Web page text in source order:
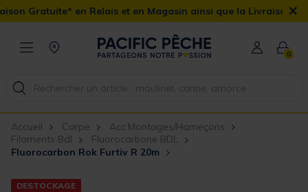
en Relais et en Magasin ainsi que la Livraison ×
0
Accueil Carpe
Acc.Montages/Hameçons
Filaments Bdl
Fluorocarbone BDL
Fluorocarbon Rok Furtiv R 20m
DESTOCKAGE